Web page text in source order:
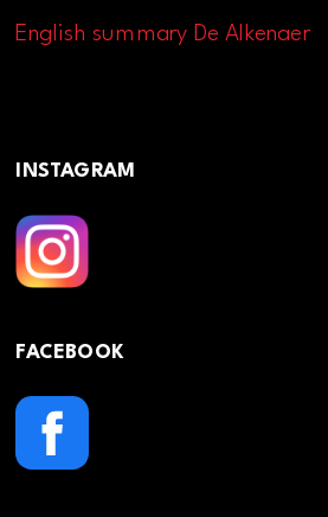
English summary De Alkenaer
INSTAGRAM
FACEBOOK